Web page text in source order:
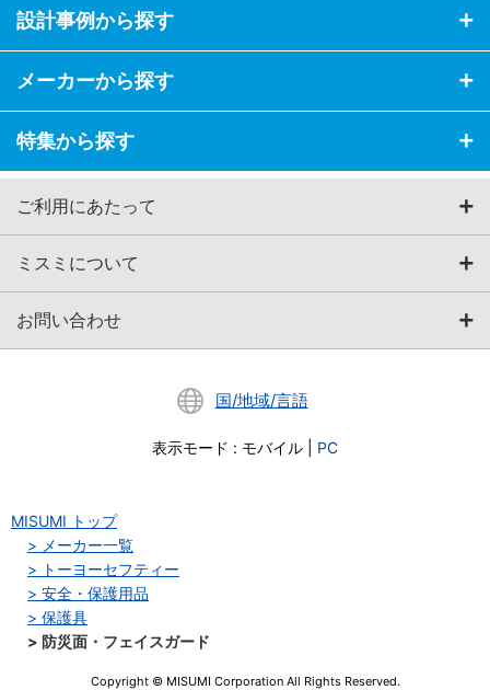
設計事例から探す
メーカーから探す
特集から探す
ご利用にあたって
ミスミについて
お問い合わせ
国/地域/言語
表示モード : モバイル PC
MISUMI トップ
メーカー一覧
トーヨーセフティー
安全・保護用品
保護具
防災面・フェイスガード
Copyright © MISUMI Corporation All Rights Reserved.